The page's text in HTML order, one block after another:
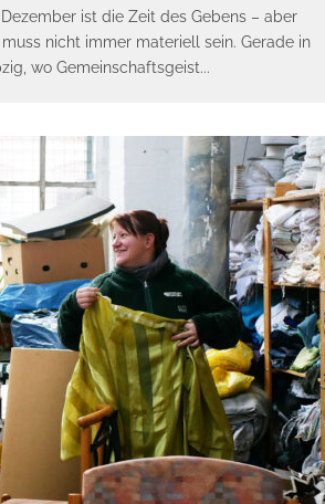
ist die Zeit des Gebens – aber
nicht immer materiell sein. Gerade in
wo Gemeinschaftsgeist...